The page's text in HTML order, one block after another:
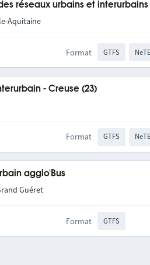
réseaux urbains et
Aquitaine
Format GTFS
- Creuse (23)
Format GTFS
agglo'Bus
Guéret
Format GTFS